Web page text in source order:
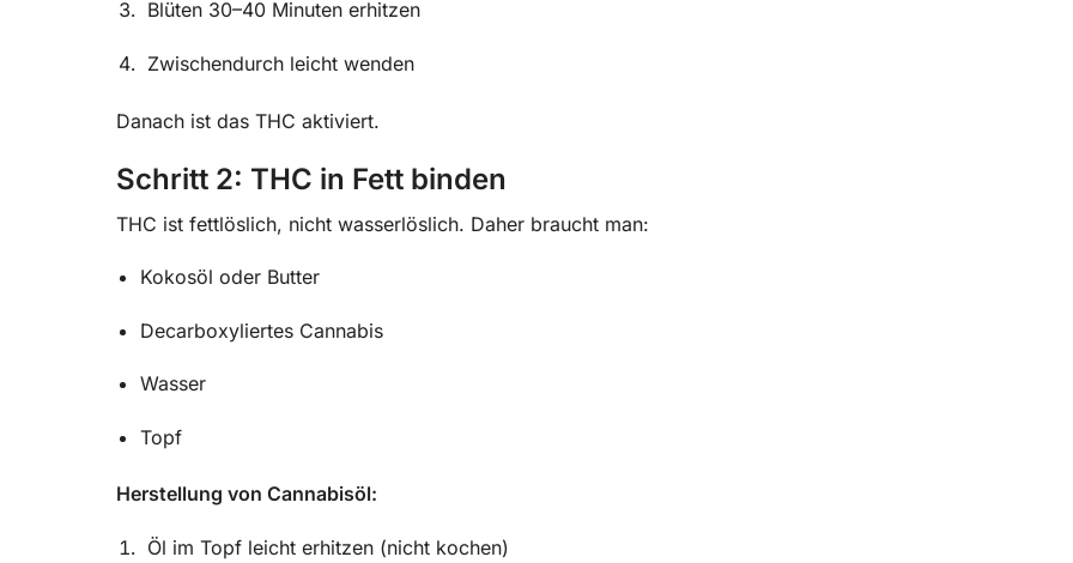
Blüten 30–40 Minuten erhitzen
Zwischendurch leicht wenden
Danach ist das THC aktiviert.
Schritt 2: THC in Fett binden
THC ist fettlöslich, nicht wasserlöslich. Daher braucht man:
Kokosöl oder Butter
Decarboxyliertes Cannabis
Wasser
Topf
Herstellung von Cannabisöl:
Öl im Topf leicht erhitzen (nicht kochen)